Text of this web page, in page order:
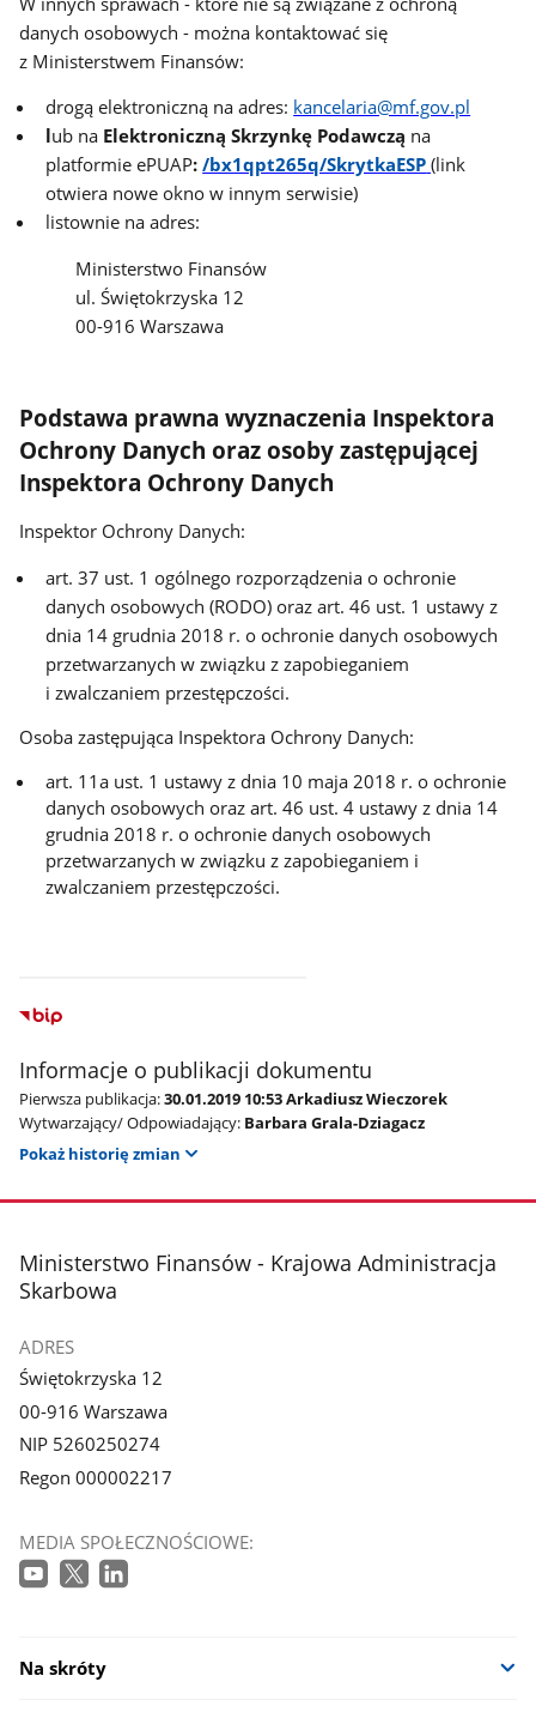
danych osobowych - można kontaktować się
z Ministerstwem Finansów:
drogą elektroniczną na adres: kancelaria@mf.gov.pl
lub na Elektroniczną Skrzynkę Podawczą na
platformie ePUAP:/bx1qpt265q/SkrytkaESP (link
otwiera nowe okno w innym serwisie)
listownie na adres:
Ministerstwo Finansów
ul. Świętokrzyska 12
00-916 Warszawa
Podstawa prawna wyznaczenia Inspektora
Ochrony Danych oraz osoby zastępującej
Inspektora Ochrony Danych
Inspektor Ochrony Danych:
art. 37 ust. 1 ogólnego rozporządzenia o ochronie
danych osobowych (RODO) oraz art. 46 ust. 1 ustawy z
dnia 14 grudnia 2018 r. o ochronie danych osobowych
przetwarzanych w związku z zapobieganiem
i zwalczaniem przestępczości.
Osoba zastępująca Inspektora Ochrony Danych:
art. 11a ust. 1 ustawy z dnia 10 maja 2018 r. o ochronie
danych osobowych oraz art. 46 ust. 4 ustawy z dnia 14
grudnia 2018 r. o ochronie danych osobowych
przetwarzanych w związku z zapobieganiem i
zwalczaniem przestępczości.
Informacje o publikacji dokumentu
Pierwsza publikacja:30.01.2019 10:53 Arkadiusz Wieczorek
Wytwarzający/ Odpowiadający: Barbara Grala-Dziagacz
Pokaż historię zmian
stopka
Ministerstwo Finansów - Krajowa Administracja
Skarbowa
ADRES
Świętokrzyska 12
00-916 Warszawa
NIP 5260250274
Regon 000002217
MEDIA SPOŁECZNOŚCIOWE:
Na skróty